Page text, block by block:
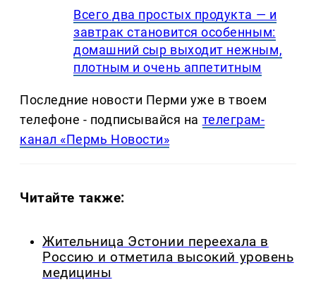
Всего два простых продукта — и
завтрак становится особенным:
домашний сыр выходит нежным,
плотным и очень аппетитным
Последние новости Перми уже в твоем
телефоне - подписывайся на телеграм-
канал «Пермь Новости»
Читайте также:
Жительница Эстонии переехала в
Россию и отметила высокий уровень
медицины